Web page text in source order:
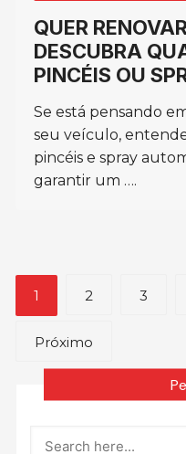
QUER
DESCUBRA
PINCÉIS OU
Se está pensando
seu veículo,
pincéis e spray
garantir um ….
Posts
pagination
1 2 3
Próximo